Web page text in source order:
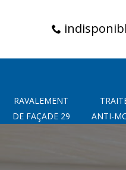
RAVALEMENT
DE FAÇADE 29
ANTI-